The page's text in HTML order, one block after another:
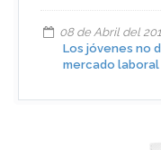
08 de Abril del
Los jóvenes no
mercado laboral